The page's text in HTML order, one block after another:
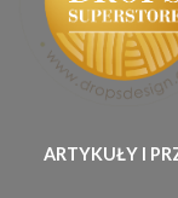
ARTYKUŁY I